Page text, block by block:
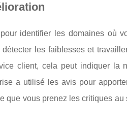
identifier les domaines où
les faiblesses et
client, cela peut indiquer la
a utilisé les avis pour
que vous prenez les critiques